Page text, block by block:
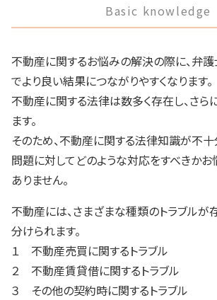
Basic knowledge
不動産に関するお悩みの解決の際に、弁
でより良い結果につながりやすくなります。
不動産に関する法律は数多く存在し、さ
ます。
そのため、不動産に関する法律知識が不十
問題に対してどのような対応をすべきか
ありません。
不動産には、さまざまな種類のトラブルが
分けられます。
１ 不動産売買に関するトラブル
２ 不動産賃貸借に関するトラブル
３ その他の契約時に関するトラブル